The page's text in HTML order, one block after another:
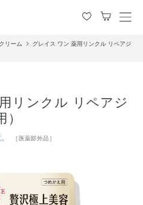
メ
ュ
閉
クリーム
グレイス ワン 薬用リンクル リペアジ
リンクル リペアジ
［医薬部外品］